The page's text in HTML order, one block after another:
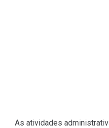
As atividades